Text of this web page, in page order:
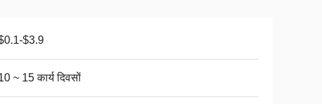
$3.9
~ 15 कार्य दिवसों